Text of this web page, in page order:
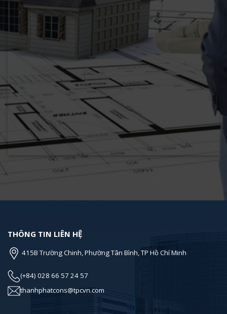
THÔNG TIN LIÊN HỆ
415B Trường Chinh, Phường Tân Bình, TP Hồ Chí Minh
(+84) 028 66 57 24 57
thanhphatcons@tpcvn.com